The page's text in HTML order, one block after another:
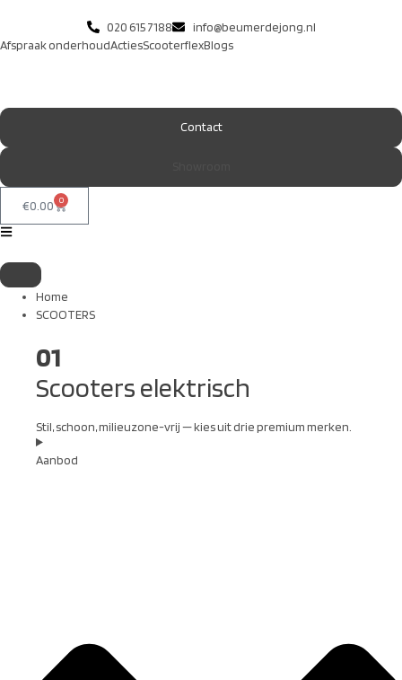
020 615 7188
info@beumerdejong.nl
Afspraak onderhoudActiesScooterflexBlogs
Contact
€0.00 0
Home
SCOOTERS
01
Scooters elektrisch
Stil, schoon, milieuzone-vrij — kies uit drie premium merken.
Aanbod